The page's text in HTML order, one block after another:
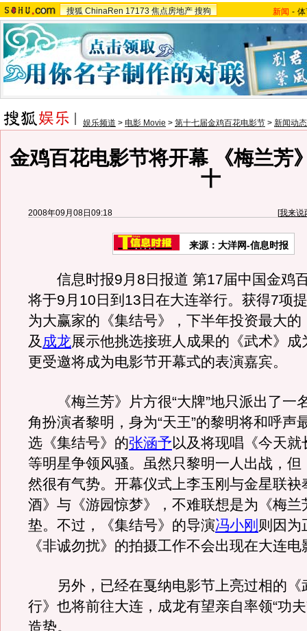
搜狐 ChinaRen 17173 焦点房地产 搜狗 新闻 -
娱乐频道 > 电影 Movie > 第十七届金鸡百花电影节 > 新闻动态
金鸡百花电影节将开幕 《梅兰芳
十
2008年09月08日09:18 [我来说
来源：大洋网-信息时报
信息时报9月8日报道 第17届中国金鸡
将于9月10日到13日在大连举行。获得7项
为大赢家的《集结号》，下半年投资最大的
及 成龙展示他挑选接班人成果的《武术》成
更受邀将成为电影节开幕式的表演嘉宾。
《梅兰芳》片方很“大牌”地只派出了一
角扮演者黎明，身为“天王”的黎明将和呼声
选《集结号》的张涵予以及将现唱《今天就
等明星争领风骚。虽然只黎明一人出战，但
然很有气势。开幕仪式上李玉刚与金星联袂
酒》与《游园惊梦》，不难联想是为《梅兰
垫。不过，《集结号》的导演冯小刚 则因为
《非诚勿扰》的拍摄工作不会出现在大连电
另外，已经在戛纳电影节上亮过相的《
行》也将前往大连，成龙有望亲自率领“功
造势。